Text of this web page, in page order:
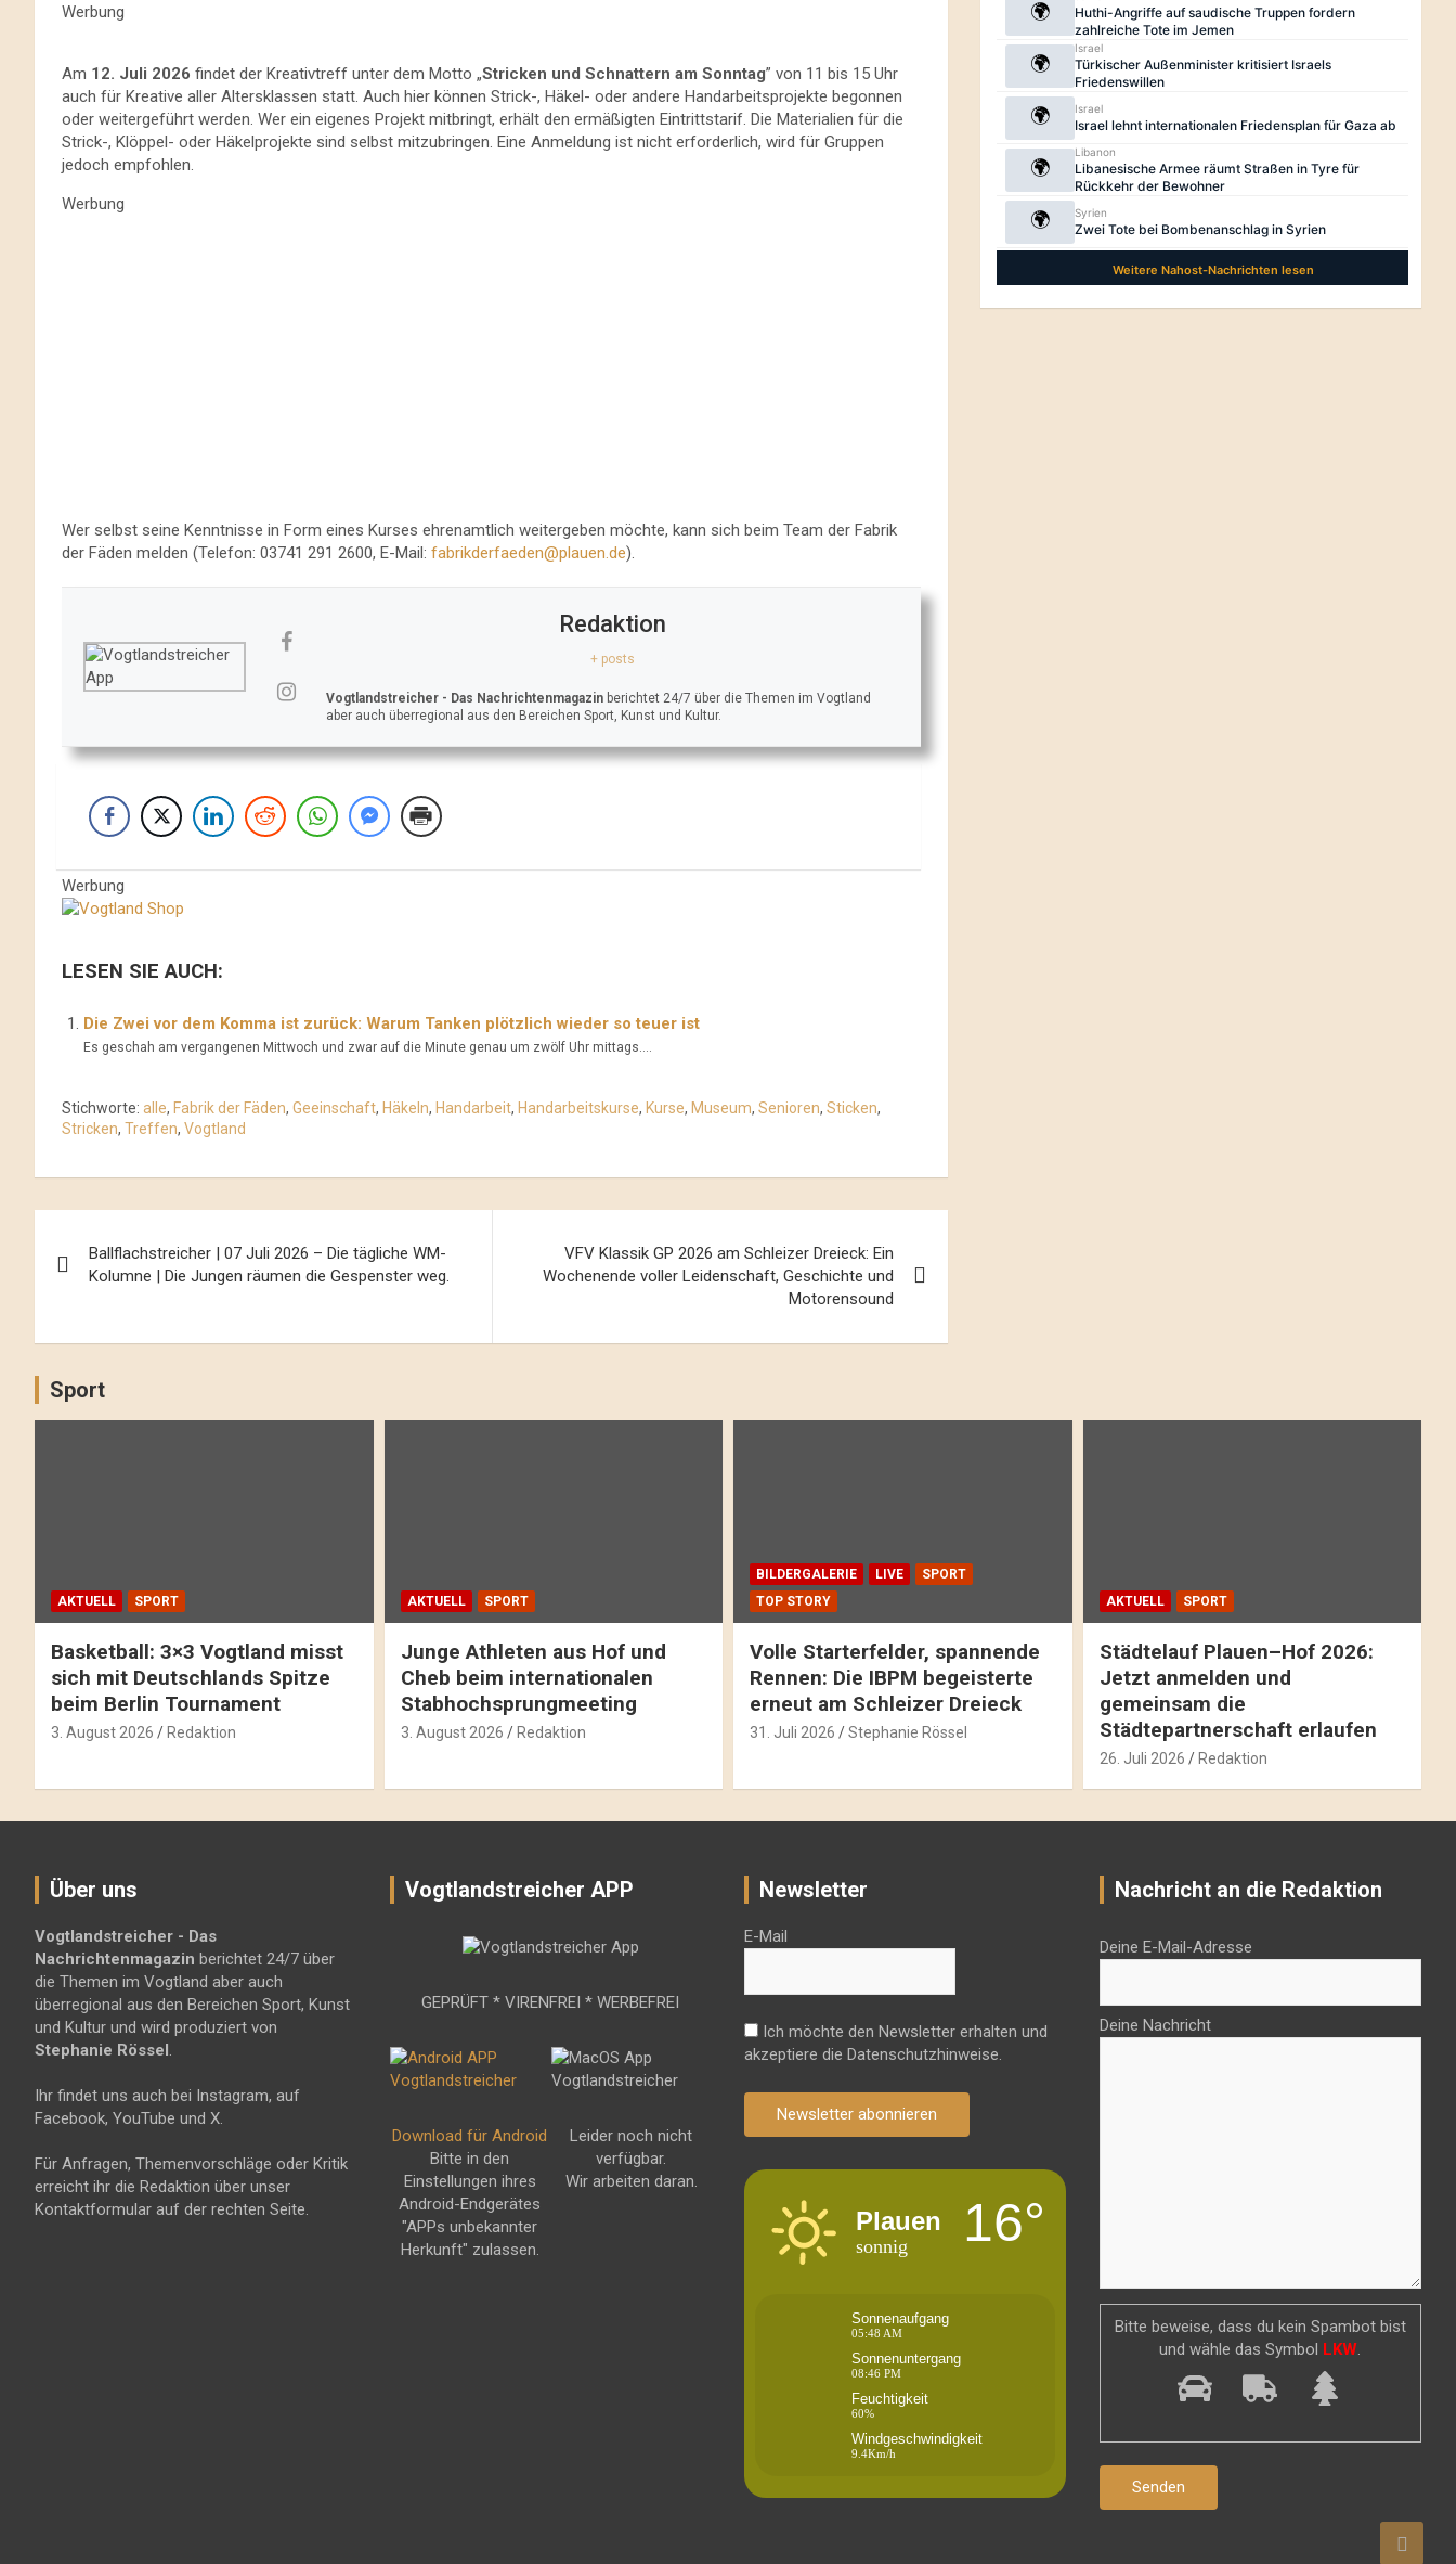
Werbung
Am 12. Juli 2026 findet der Kreativtreff unter dem Motto „Stricken und Schnattern am Sonntag” von 11 bis 15 Uhr
auch für Kreative aller Altersklassen statt. Auch hier können Strick-, Häkel- oder andere Handarbeitsprojekte begonnen
oder weitergeführt werden. Wer ein eigenes Projekt mitbringt, erhält den ermäßigten Eintrittstarif. Die Materialien für die
Strick-, Klöppel- oder Häkelprojekte sind selbst mitzubringen. Eine Anmeldung ist nicht erforderlich, wird für Gruppen
jedoch empfohlen.
Werbung
Wer selbst seine Kenntnisse in Form eines Kurses ehrenamtlich weitergeben möchte, kann sich beim Team der Fabrik
der Fäden melden (Telefon: 03741 291 2600, E-Mail: fabrikderfaeden@plauen.de).
Redaktion
+ posts
Vogtlandstreicher - Das Nachrichtenmagazin berichtet 24/7 über die Themen im Vogtland
aber auch überregional aus den Bereichen Sport, Kunst und Kultur.
Werbung
LESEN SIE AUCH:
Die Zwei vor dem Komma ist zurück: Warum Tanken plötzlich wieder so teuer ist
Es geschah am vergangenen Mittwoch und zwar auf die Minute genau um zwölf Uhr mittags....
Stichworte: alle, Fabrik der Fäden, Geeinschaft, Häkeln, Handarbeit, Handarbeitskurse, Kurse, Museum, Senioren, Sticken,
Stricken, Treffen, Vogtland
Navigation
Ballflachstreicher | 07 Juli 2026 – Die tägliche WM-
Kolumne | Die Jungen räumen die Gespenster weg.
VFV Klassik GP 2026 am Schleizer Dreieck: Ein
Wochenende voller Leidenschaft, Geschichte und
Motorensound
Sport
AKTUELL SPORT
Basketball: 3×3 Vogtland misst
sich mit Deutschlands Spitze
beim Berlin Tournament
3. August 2026 Redaktion
AKTUELL SPORT
Junge Athleten aus Hof und
Cheb beim internationalen
Stabhochsprungmeeting
3. August 2026 Redaktion
BILDERGALERIE LIVE
SPORT
TOP STORY
Volle Starterfelder, spannende
Rennen: Die IBPM begeisterte
erneut am Schleizer Dreieck
31. Juli 2026 Stephanie Rössel
AKTUELL SPORT
Städtelauf Plauen–Hof 2026:
Jetzt anmelden und
gemeinsam die
Städtepartnerschaft erlaufen
26. Juli 2026 Redaktion
Über uns
Vogtlandstreicher - Das
Nachrichtenmagazin berichtet 24/7 über
die Themen im Vogtland aber auch
überregional aus den Bereichen Sport, Kunst
und Kultur und wird produziert von
Stephanie Rössel.
Ihr findet uns auch bei Instagram, auf
Facebook, YouTube und X.
Für Anfragen, Themenvorschläge oder Kritik
erreicht ihr die Redaktion über unser
Kontaktformular auf der rechten Seite.
Vogtlandstreicher APP
GEPRÜFT * VIRENFREI * WERBEFREI
Download für Android
Bitte in den
Einstellungen ihres
Android-Endgerätes
"APPs unbekannter
Herkunft" zulassen.
Leider noch nicht
verfügbar.
Wir arbeiten daran.
Newsletter
E-Mail
Ich möchte den Newsletter erhalten und
akzeptiere die Datenschutzhinweise.
Newsletter abonnieren
Plauen
sonnig 16°
Sonnenaufgang
05:48 AM
Sonnenuntergang
08:46 PM
Feuchtigkeit
60%
Windgeschwindigkeit
9.4Km/h
Nachricht an die Redaktion
Deine E-Mail-Adresse
Deine Nachricht
Bitte beweise, dass du kein Spambot bist
und wähle das Symbol LKW.